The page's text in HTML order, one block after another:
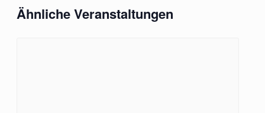
Ähnliche Veranstaltungen